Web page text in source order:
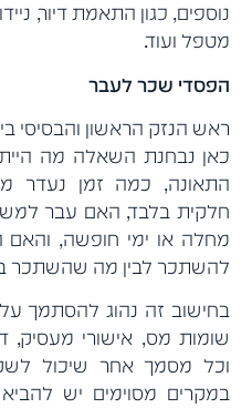
נוספים, כגון התאמת דיור,
מטפל ועוד.
הפסדי שכר לעבר
ראש הנזק הראשון והבסיסי
כאן נבחנת השאלה מה
התאונה, כמה זמן נעדר
חלקית בלבד, האם עבר
מחלה או ימי חופשה, והאם
להשתכר לבין מה שהשתכר
בחישוב זה נהוג להסתמך
שומות מס, אישורי מעסיק,
וכל מסמך אחר שיכול
במקרים מסוימים יש